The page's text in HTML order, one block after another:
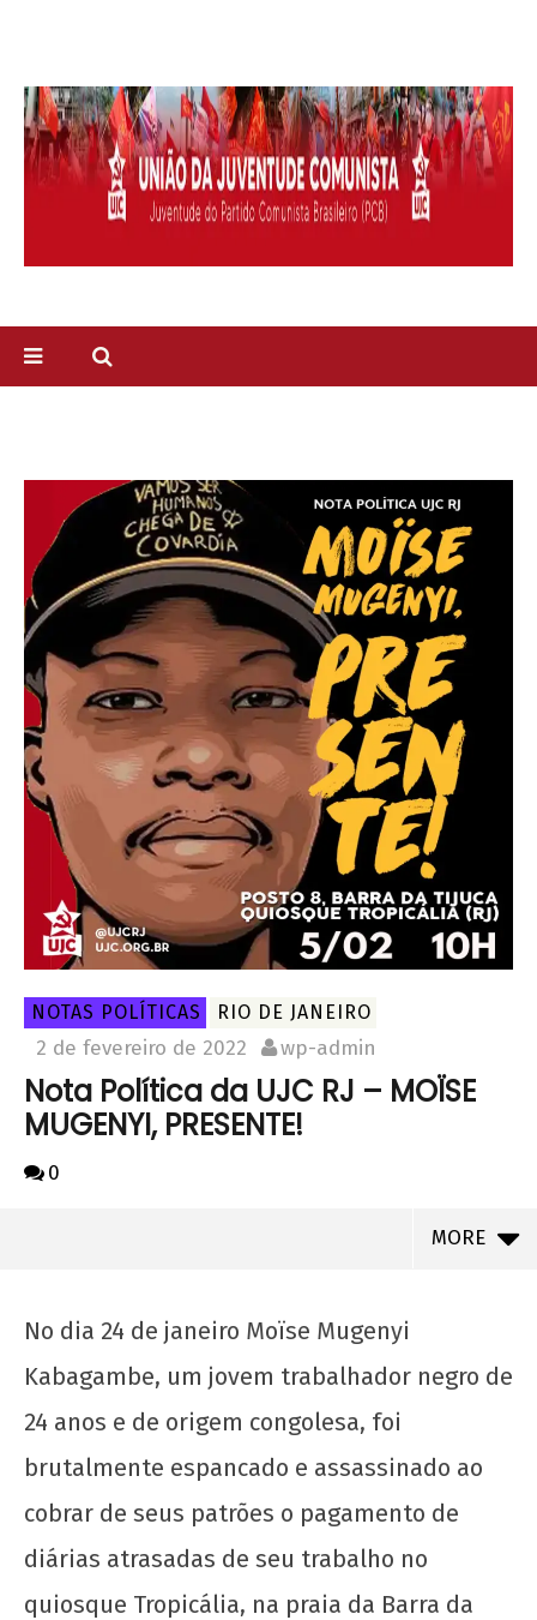
NOTAS POLÍTICAS RIO DE JANEIRO
2 de fevereiro de 2022 wp-admin
Nota Política da UJC RJ – MOÏSE
MUGENYI, PRESENTE!
0
MORE
NOW VIEWING
No dia 24 de janeiro Moïse Mugenyi
Kabagambe, um jovem trabalhador negro de
24 anos e de origem congolesa, foi
brutalmente espancado e assassinado ao
cobrar de seus patrões o pagamento de
diárias atrasadas de seu trabalho no
quiosque Tropicália, na praia da Barra da